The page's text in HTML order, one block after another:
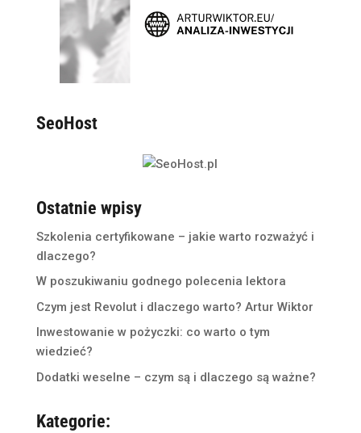
SeoHost
Ostatnie wpisy
Szkolenia certyfikowane – jakie warto rozważyć i
dlaczego?
W poszukiwaniu godnego polecenia lektora
Czym jest Revolut i dlaczego warto? Artur Wiktor
Inwestowanie w pożyczki: co warto o tym
wiedzieć?
Dodatki weselne – czym są i dlaczego są ważne?
Kategorie: